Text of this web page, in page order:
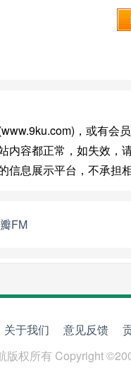
，或有会
容都正常，如失效，
息展示平台，不承担
FM
关于我们 意见反馈
版权所有 Copyright